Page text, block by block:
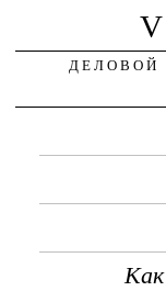
ДЕЛОВОЙ